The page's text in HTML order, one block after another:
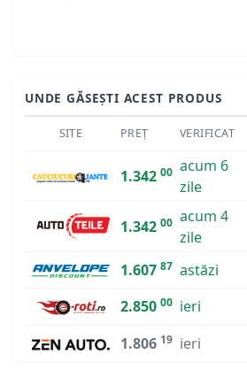
UNDE GĂSEȘTI ACEST PRODUS
SITE PREȚ VERIFICAT
1.342 00 acum 6
zile
1.342 00 acum 4
zile
1.607 87 astăzi
2.850 00 ieri
1.806 19 ieri